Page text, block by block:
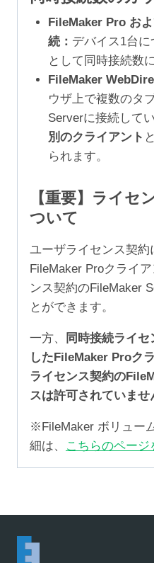
FileMaker Pro お
続： デバイス1台に
として同時接続数
FileMaker
ウザ上で複数のタ
Serverに接続してい
別のクライアント
られます。
【重要】ライセ
ついて
ユーザライセンス契約
FileMaker Proクライ
ンス契約のFileMaker
とができます。
一方、
同時接続ライ
したFileMaker Proク
ライセンス契約の
スは許可されていませ
※FileMaker ボリュー
細は、
こちらのペー